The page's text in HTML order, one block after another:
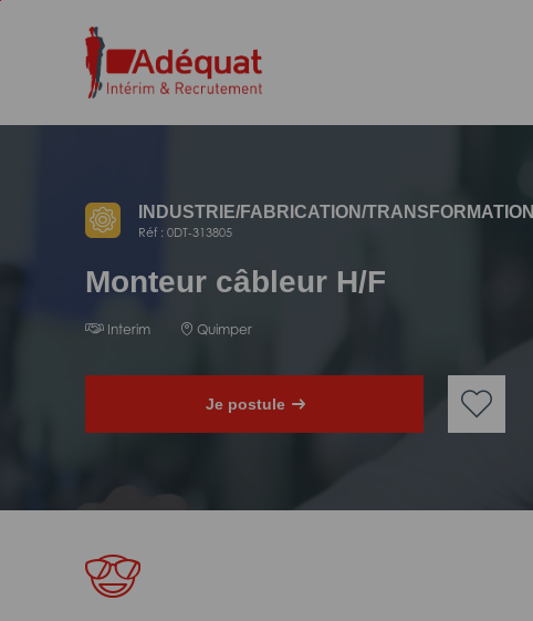
navigation
INDUSTRIE/FABRICATION/TRANSFORMATION
Réf : 0DT-313805
Monteur câbleur H/F
Interim Quimper
Je postule